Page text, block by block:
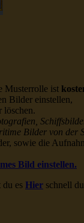
Musterrolle ist
Bilder einstellen,
löschen.
Bilder von der
sowie die
Bild einstellen.
du es Hier schnell